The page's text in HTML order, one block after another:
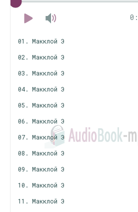
01. Макклой Э
02. Макклой Э
03. Макклой Э
04. Макклой Э
05. Макклой Э
06. Макклой Э
07. Макклой Э
08. Макклой Э
09. Макклой Э
10. Макклой Э
11. Макклой Э